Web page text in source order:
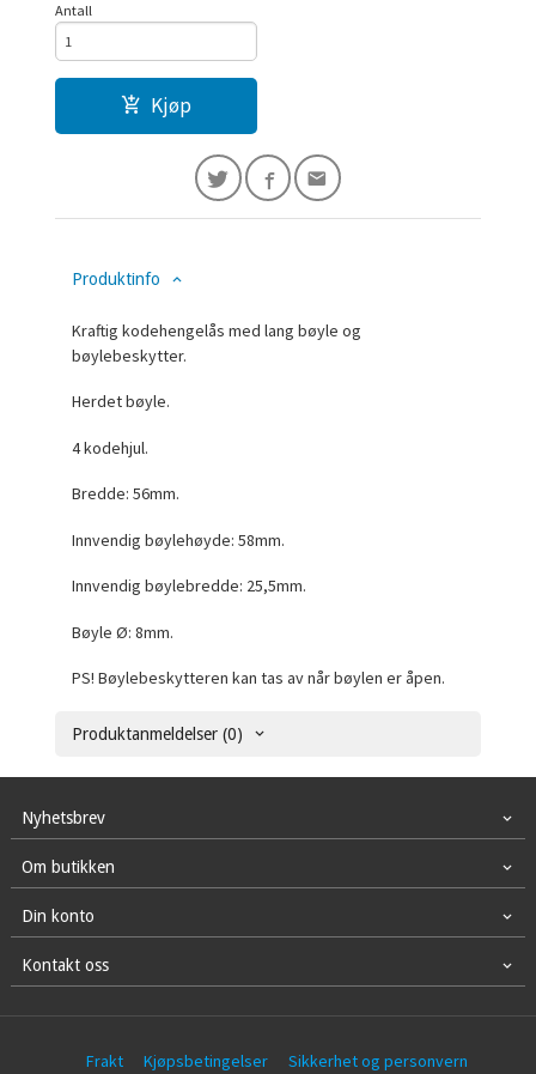
Antall
Kjøp
Produktinfo
Kraftig kodehengelås med lang bøyle og
bøylebeskytter.
Herdet bøyle.
4 kodehjul.
Bredde: 56mm.
Innvendig bøylehøyde: 58mm.
Innvendig bøylebredde: 25,5mm.
Bøyle Ø: 8mm.
PS! Bøylebeskytteren kan tas av når bøylen er åpen.
Produktanmeldelser (0)
Nyhetsbrev
Om butikken
Din konto
Kontakt oss
Frakt Kjøpsbetingelser Sikkerhet og personvern